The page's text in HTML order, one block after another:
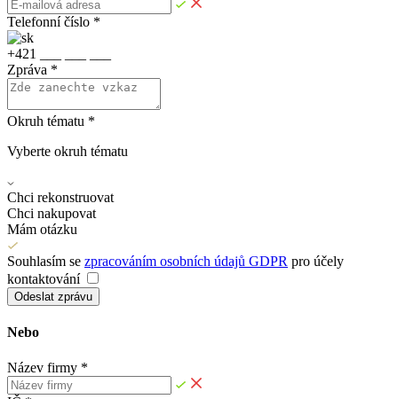
Telefonní číslo *
+421
Zpráva *
Okruh tématu *
Vyberte okruh tématu
Chci rekonstruovat
Chci nakupovat
Mám otázku
Souhlasím se zpracováním osobních údajů GDPR pro účely
kontaktování
Odeslat zprávu
Nebo
Název firmy *